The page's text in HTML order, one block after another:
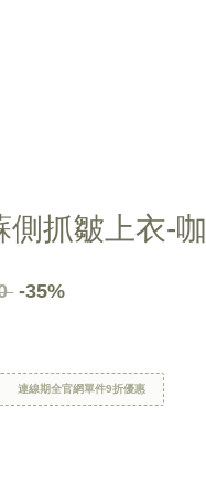
側抓皺上衣-咖
-35%
連線期全官網單件9折優惠